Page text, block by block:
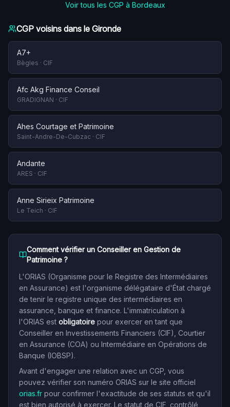
Voir tous les CGP à Bordeaux
CGP voisins dans le Gironde
A7+
Bègles · CIF
Afc Akg Finance Conseil
GRADIGNAN · CIF
Ahes Courtage et Patrimoine
Saint-Andre-De-Cubzac · CIF
Andante
ARES · CIF
Anne Sirieix Patrimoine
Le Teich · CIF
Comment vérifier un Conseiller en Gestion de
Patrimoine ?
L'ORIAS (Organisme pour le Registre des Intermédiaires
en Assurance) est l'organisme délégataire d'État chargé
de tenir le registre unique des intermédiaires en
assurance, banque et finance. L'immatriculation à
l'ORIAS est obligatoire pour exercer en tant que
Conseiller en Investissements Financiers (CIF), Courtier
en Assurance (COA) ou Intermédiaire en Opérations de
Banque (IOBSP).
Avant d'engager une relation avec un CGP, vous
pouvez vérifier son numéro ORIAS sur le site officiel
orias.fr pour confirmer l'exactitude de ses statuts et qu'il
est bien autorisé à exercer. Le statut de CIF, contrôlé